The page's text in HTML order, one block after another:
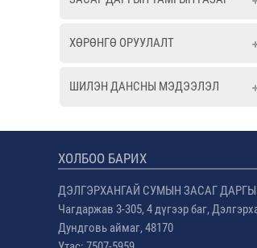
ХӨРӨНГӨ ОРУУЛАЛТ
ШИЛЭН ДАНСНЫ МЭДЭЭЛЭЛ
ХОЛБОО БАРИХ
ДЭЛГЭРХАНГАЙ СУМЫН ЗАСАГ
Чагдаржав 3-305, 4 дүгээр баг,
Дундговь аймаг, 48170